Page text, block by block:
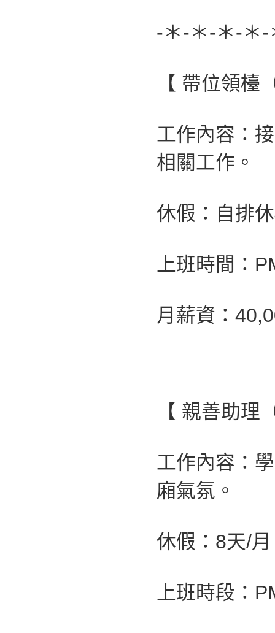
-＊-＊-＊-＊
【 帶位領檯
工作內容：
相關工作。
休假：自排
上班時間：
月薪資：
【 親善助理
工作內容：
廂氣氛。
休假：8天/月
上班時段：